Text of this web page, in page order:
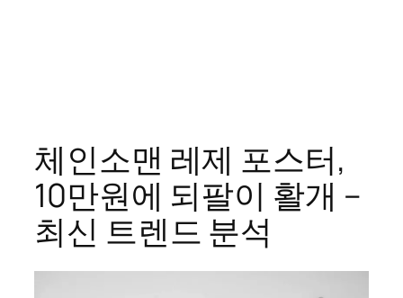
체인소맨 레제 포스터,
10만원에 되팔이 활개 –
최신 트렌드 분석